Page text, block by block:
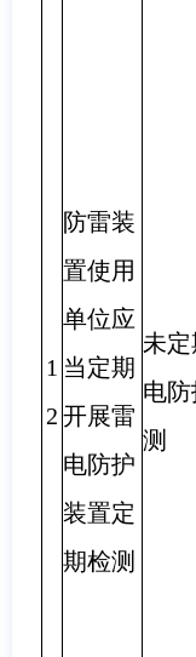
1
2
防雷装
置使用
单位应
当定期
开展雷
电防护
装置定
期检测
未
电
测